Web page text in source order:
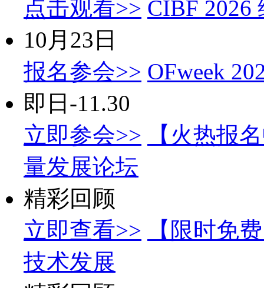
点击观看>> CIBF 2026
10月23日
报名参会>> OFweek
即日-11.30
立即参会>>
【火热报
量发展论坛
精彩回顾
立即查看>>
【限时免
技术发展